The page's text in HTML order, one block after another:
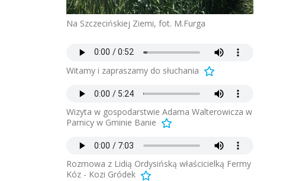
Na Szczecińskiej Ziemi, fot. M.Furga
Witamy i zapraszamy do słuchania
Wizyta w gospodarstwie Adama Walterowicza w
Parnicy w Gminie Banie
Rozmowa z Lidią Ordysińską właścicielką Fermy
Kóz - Kozi Gródek